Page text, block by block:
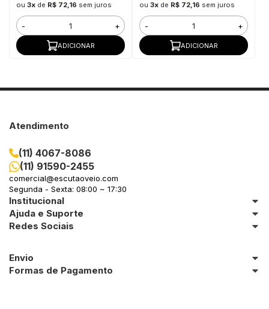
ou 3xde R$ 72,16 sem juros
- +
ADICIONAR
ou 3xde R$ 72,16 sem juros
- +
ADICIONAR
Atendimento
(11) 4067-8086
(11) 91590-2455
comercial@escutaoveio.com
Segunda - Sexta: 08:00 ~ 17:30
Institucional
Ajuda e Suporte
Redes Sociais
Envio
Formas de Pagamento